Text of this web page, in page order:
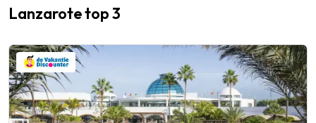
Lanzarote top 3